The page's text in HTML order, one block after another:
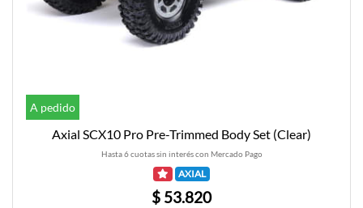
A pedido
Axial SCX10 Pro Pre-Trimmed Body Set (Clear)
Hasta 6 cuotas sin interés con Mercado Pago
AXIAL
$ 53.820